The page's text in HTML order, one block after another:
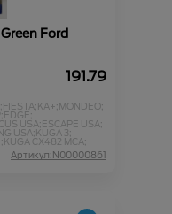
Ford
191.79
FIESTA;KA+;MONDEO;
EDGE;
USA;ESCAPE USA;
USA;KUGA 3;
KUGA CX482 MCA;
Артикул:N00000861